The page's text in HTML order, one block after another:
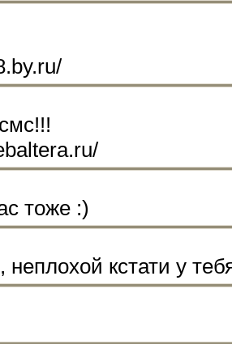
тоже :)
неплохой кстати у